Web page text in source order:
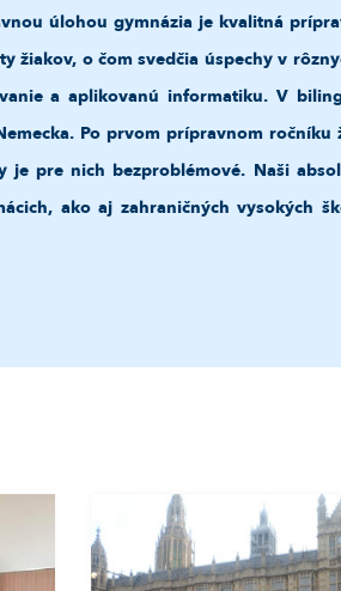
úlohou gymnázia je kvalitná
o čom svedčia úspechy v
a aplikovanú informatiku. V
Po prvom prípravnom
pre nich bezproblémové. Naši
ako aj zahraničných vysokých